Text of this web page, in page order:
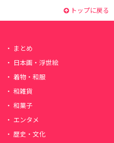
トップに戻る
まとめ
日本画・浮世絵
着物・和服
和雑貨
和菓子
エンタメ
歴史・文化